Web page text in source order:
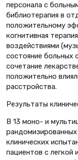
персонала с
библиотерапия в
положительному
когнитивная
воздействиями
состояние больных
сочетание
положительно
расстройства.
Результаты
В 13 моно- и
клинических
пациентов с легкой